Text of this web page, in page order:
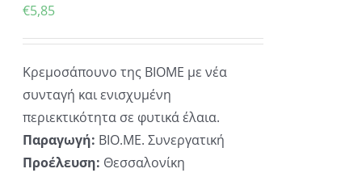
€5,85
Κρεμοσάπουνο της ΒΙΟΜΕ με νέα
συνταγή και ενισχυμένη
περιεκτικότητα σε φυτικά έλαια.
Παραγωγή: ΒΙΟ.ΜΕ. Συνεργατική
Προέλευση: Θεσσαλονίκη